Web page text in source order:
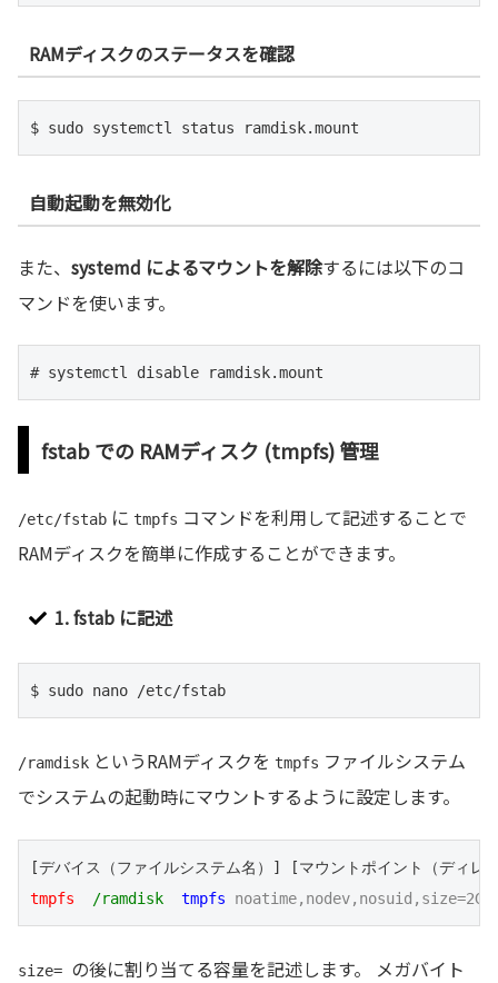
RAMディスクのステータスを確認
$ sudo systemctl status ramdisk.mount
自動起動を無効化
また、 systemd によるマウントを解除するには以下のコ
マンドを使います。
# systemctl disable ramdisk.mount
fstab での RAMディスク (tmpfs) 管理
/etc/fstab に tmpfs コマンドを利用して記述することで
RAMディスクを簡単に作成することができます。
1. fstab に記述
$ sudo nano /etc/fstab
/ramdisk というRAMディスクを tmpfs ファイルシステム
でシステムの起動時にマウントするように設定します。
tmpfs /ramdisk tmpfs noatime,nodev,nosuid,size=2G
size= の後に割り当てる容量を記述します。 メガバイト